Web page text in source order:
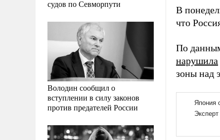
судов по Севморпути
Володин сообщил о
вступлении в силу законов
против предателей России
В
что
По
нарушила
зоны над